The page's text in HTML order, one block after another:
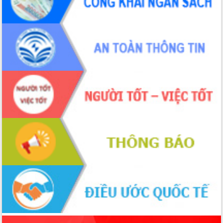
phá cơ chế - Hợp tác công tư
Đề án 06 tạo bước ngoặt đột phá trong
cải cách hành chính tỉnh Đắk Lắk
Kết nối tour, đẩy mạnh chuyển đổi số
để phát triển du lịch Đắk Lắk
Khởi động Dự án Đầu tư xây dựng hạ
tầng kỹ thuật Cụm công nghiệp Tân
Tiến
Gặp mặt các cơ quan báo chí nhân Kỷ
niệm 101 năm Ngày Báo chí Cách
mạng Việt Nam
Đắk Lắk sơ kết 4 năm triển khai thực
hiện Đề án 06 của Chính phủ
Họp báo thông tin về Hội nghị Công bố
Quy hoạch và Xúc tiến đầu tư tỉnh Đắk
Khơi thông điểm nghẽn, đẩy nhanh
giải ngân vốn khắc phục thiên tai
HĐND tỉnh thông qua điều chỉnh Quy
hoạch tỉnh thời kỳ 2021-2030